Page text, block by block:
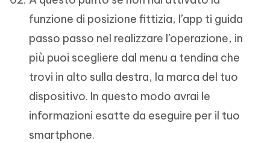
funzione di posizione fittizia, l’app ti guida
passo passo nel realizzare l’operazione, in
più puoi scegliere dal menu a tendina che
trovi in alto sulla destra, la marca del tuo
dispositivo. In questo modo avrai le
informazioni esatte da eseguire per il tuo
smartphone.